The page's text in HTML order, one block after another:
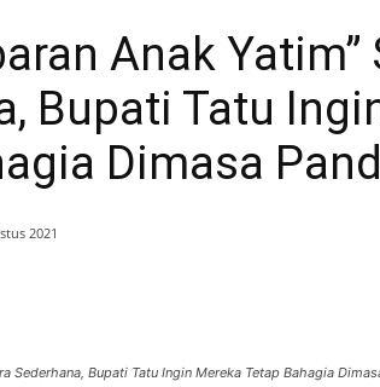
Anak Yatim”
Bupati Tatu
Dimasa
2021
Sederhana, Bupati Tatu Ingin Mereka Tetap Bahagia